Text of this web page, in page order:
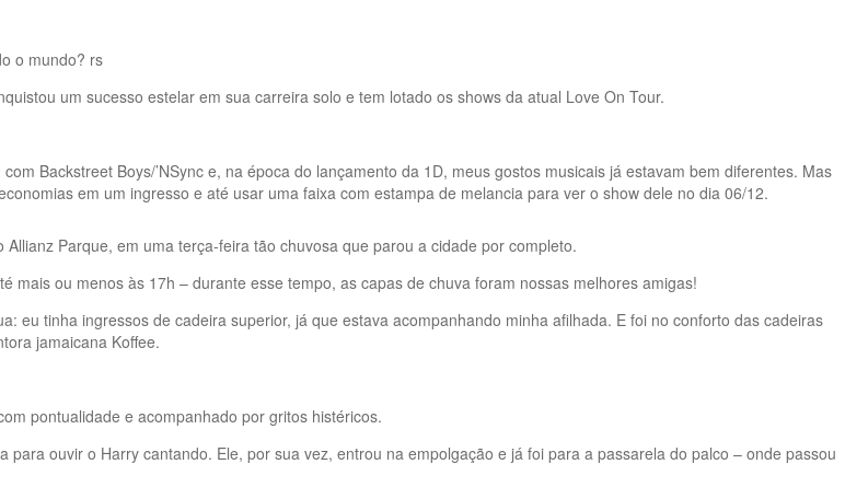
o mundo? rs
um sucesso estelar em sua carreira solo e tem lotado os shows da atual Love On Tour.
Backstreet Boys/’NSync e, na época do lançamento da 1D, meus gostos musicais já estavam bem diferentes. Mas
em um ingresso e até usar uma faixa com estampa de melancia para ver o show dele no dia 06/12.
Parque, em uma terça-feira tão chuvosa que parou a cidade por completo.
ou menos às 17h – durante esse tempo, as capas de chuva foram nossas melhores amigas!
eu tinha ingressos de cadeira superior, já que estava acompanhando minha afilhada. E foi no conforto das cadeiras
jamaicana Koffee.
pontualidade e acompanhado por gritos histéricos.
ouvir o Harry cantando. Ele, por sua vez, entrou na empolgação e já foi para a passarela do palco – onde passou